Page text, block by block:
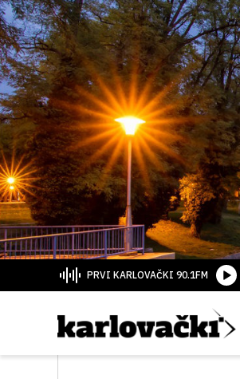
PRVI KARLOVAČKI 90.1FM